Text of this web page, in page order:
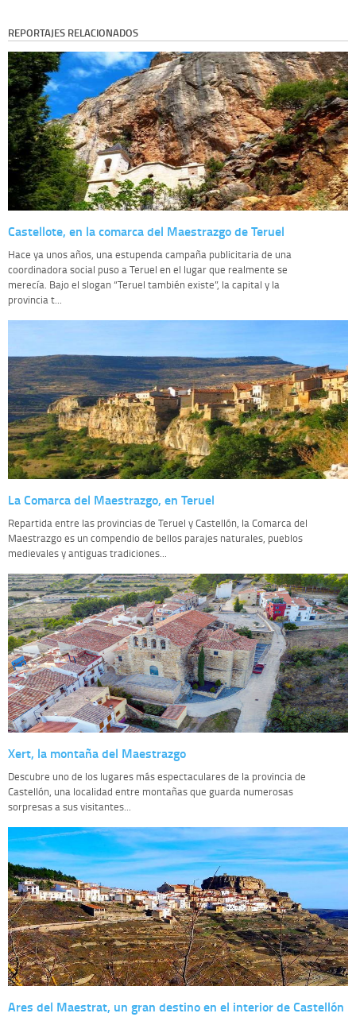
REPORTAJES RELACIONADOS
Castellote, en la comarca del Maestrazgo de Teruel
Hace ya unos años, una estupenda campaña publicitaria de una
coordinadora social puso a Teruel en el lugar que realmente se
merecía. Bajo el slogan “Teruel también existe”, la capital y la
provincia t...
La Comarca del Maestrazgo, en Teruel
Repartida entre las provincias de Teruel y Castellón, la Comarca del
Maestrazgo es un compendio de bellos parajes naturales, pueblos
medievales y antiguas tradiciones...
Xert, la montaña del Maestrazgo
Descubre uno de los lugares más espectaculares de la provincia de
Castellón, una localidad entre montañas que guarda numerosas
sorpresas a sus visitantes...
Ares del Maestrat, un gran destino en el interior de Castellón